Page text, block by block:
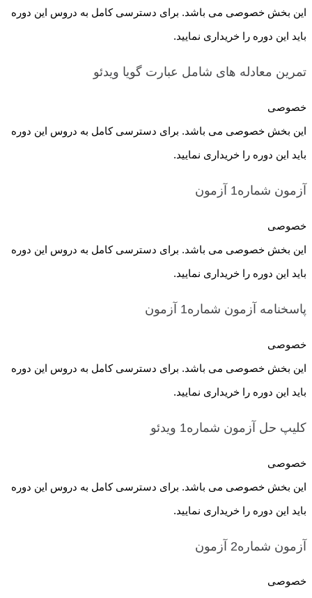
این بخش خصوصی می باشد. برای دسترسی کامل به دروس این دوره
باید این دوره را خریداری نمایید.
تمرین معادله های شامل عبارت گویا ویدئو
خصوصی
این بخش خصوصی می باشد. برای دسترسی کامل به دروس این دوره
باید این دوره را خریداری نمایید.
آزمون شماره1 آزمون
خصوصی
این بخش خصوصی می باشد. برای دسترسی کامل به دروس این دوره
باید این دوره را خریداری نمایید.
پاسخنامه آزمون شماره1 آزمون
خصوصی
این بخش خصوصی می باشد. برای دسترسی کامل به دروس این دوره
باید این دوره را خریداری نمایید.
کلیپ حل آزمون شماره1 ویدئو
خصوصی
این بخش خصوصی می باشد. برای دسترسی کامل به دروس این دوره
باید این دوره را خریداری نمایید.
آزمون شماره2 آزمون
خصوصی